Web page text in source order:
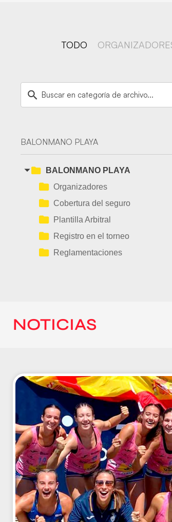
TODO
BALONMANO PLAYA
BALONMANO PLAYA
Organizadores
Cobertura del seguro
Plantilla Arbitral
Registro en el torneo
Reglamentaciones
NOTICIAS